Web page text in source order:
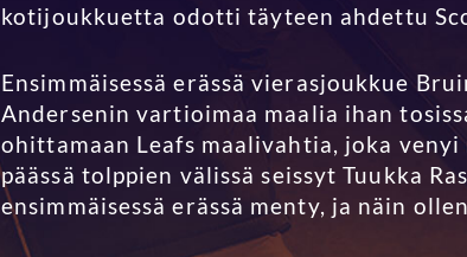
kotijoukkuetta odotti täyteen ahdettu
Ensimmäisessä erässä vierasjoukkue
Andersenin vartioimaa maalia ihan
ohittamaan Leafs maalivahtia, joka
päässä tolppien välissä seissyt Tuukka
ensimmäisessä erässä menty, ja näin